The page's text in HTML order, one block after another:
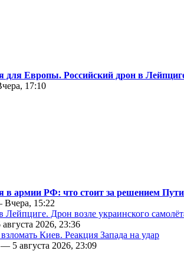
для Европы. Российский дрон в
17:10
в армии РФ: что стоит за решением
15:22
Лейпциге. Дрон возле украинского
2026, 23:36
Киев. Реакция Запада на удар
— 5 августа 2026, 23:09